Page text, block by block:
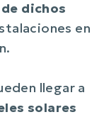
dichos
en
llegar a
solares